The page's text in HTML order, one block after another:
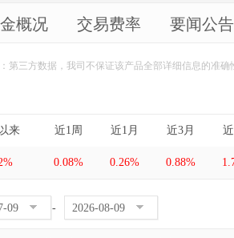
概况 交易费率 要闻公告
第三方数据，我司不保证该产品全部详细信息的准
来 近1周 近1月 近3月
0.08% 0.26% 0.88%
-